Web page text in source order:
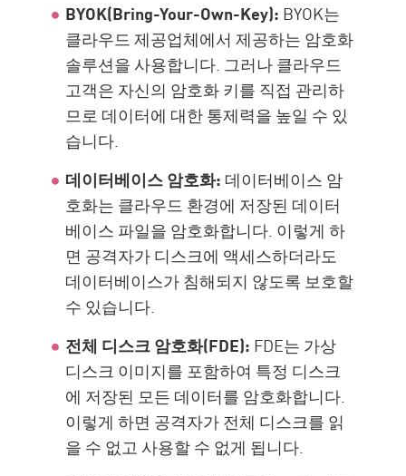
BYOK(Bring-Your-Own-Key): BYOK는
클라우드 제공업체에서 제공하는 암호화
솔루션을 사용합니다. 그러나 클라우드
고객은 자신의 암호화 키를 직접 관리하
므로 데이터에 대한 통제력을 높일 수 있
습니다.
데이터베이스 암호화: 데이터베이스 암
호화는 클라우드 환경에 저장된 데이터
베이스 파일을 암호화합니다. 이렇게 하
면 공격자가 디스크에 액세스하더라도
데이터베이스가 침해되지 않도록 보호할
수 있습니다.
전체 디스크 암호화(FDE): FDE는 가상
디스크 이미지를 포함하여 특정 디스크
에 저장된 모든 데이터를 암호화합니다.
이렇게 하면 공격자가 전체 디스크를 읽
을 수 없고 사용할 수 없게 됩니다.